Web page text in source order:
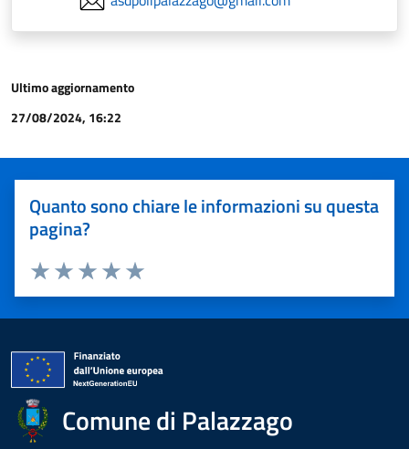
Ultimo aggiornamento
27/08/2024, 16:22
Quanto sono chiare le informazioni su questa
pagina?
Valuta 5 stelle su 5
Valuta 4 stelle su 5
Valuta 3 stelle su 5
Valuta 2 stelle su 5
Valuta 1 stelle su 5
Comune di Palazzago